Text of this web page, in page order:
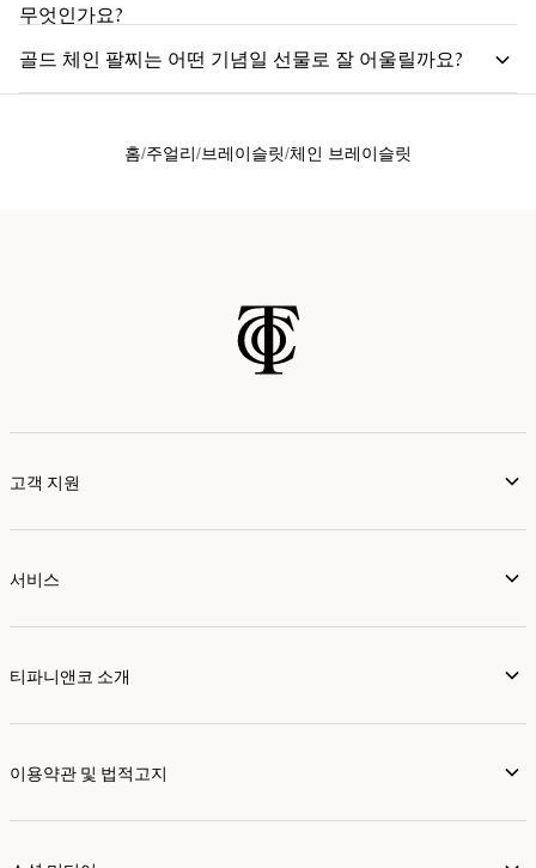
무엇인가요?
골드 체인 팔찌는 어떤 기념일 선물로 잘 어울릴까요?
홈 주얼리 브레이슬릿 체인 브레이슬릿
고객 지원
서비스
티파니앤코 소개
이용약관 및 법적고지